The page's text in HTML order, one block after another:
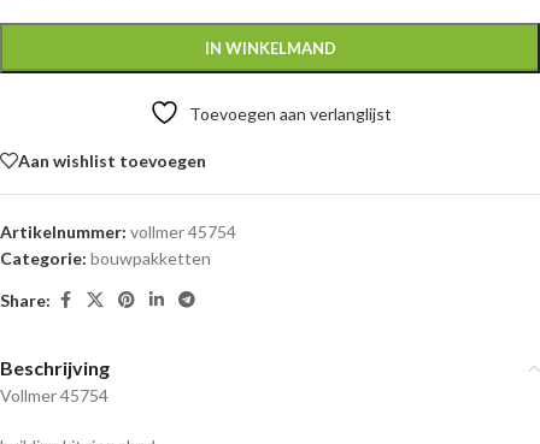
IN WINKELMAND
Toevoegen aan verlanglijst
Aan wishlist toevoegen
Artikelnummer: vollmer 45754
Categorie: bouwpakketten
Share:
Beschrijving
Vollmer 45754